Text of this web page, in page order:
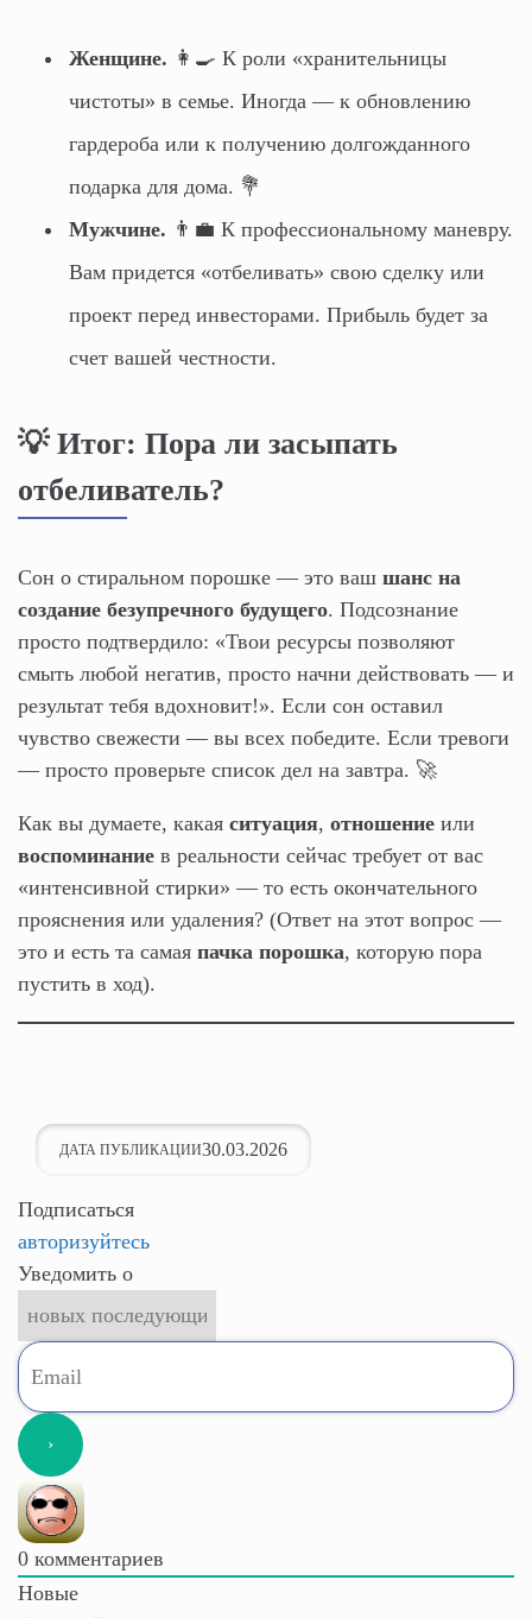
Женщине. 👩‍🍳 К роли «хранительницы
чистоты» в семье. Иногда — к обновлению
гардероба или к получению долгожданного
подарка для дома. 💐
Мужчине. 👨‍💼 К профессиональному маневру.
Вам придется «отбеливать» свою сделку или
проект перед инвесторами. Прибыль будет за
счет вашей честности.
💡 Итог: Пора ли засыпать
отбеливатель?
Сон о стиральном порошке — это ваш шанс на
создание безупречного будущего. Подсознание
просто подтвердило: «Твои ресурсы позволяют
смыть любой негатив, просто начни действовать — и
результат тебя вдохновит!». Если сон оставил
чувство свежести — вы всех победите. Если тревоги
— просто проверьте список дел на завтра. 🚀
Как вы думаете, какая ситуация, отношение или
воспоминание в реальности сейчас требует от вас
«интенсивной стирки» — то есть окончательного
прояснения или удаления? (Ответ на этот вопрос —
это и есть та самая пачка порошка, которую пора
пустить в ход).
ДАТА ПУБЛИКАЦИИ30.03.2026
Подписаться
авторизуйтесь
Уведомить о
0 комментариев
Новые